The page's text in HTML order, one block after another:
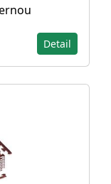
Detail